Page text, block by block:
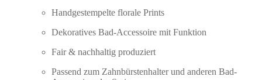
Handgestempelte florale Prints
Dekoratives Bad-Accessoire mit Funktion
Fair & nachhaltig produziert
Passend zum Zahnbürstenhalter und anderen Bad-